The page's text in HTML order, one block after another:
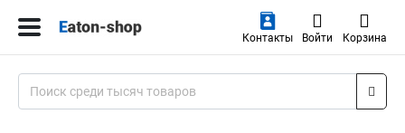
Контакты Войти Корзина